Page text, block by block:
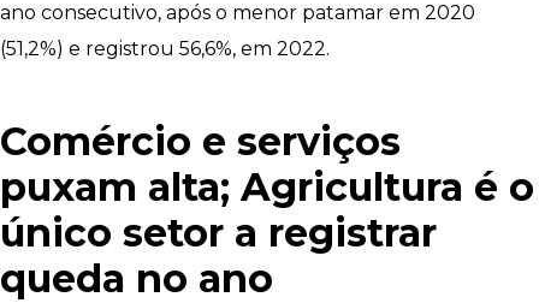
ano consecutivo, após o menor patamar em 2020
(51,2%) e registrou 56,6%, em 2022.
Comércio e serviços
puxam alta; Agricultura é o
único setor a registrar
queda no ano